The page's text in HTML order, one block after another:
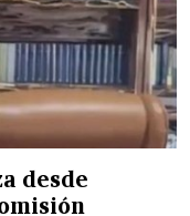
desde